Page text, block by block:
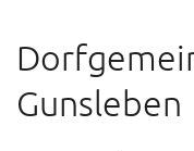
Gunsleben